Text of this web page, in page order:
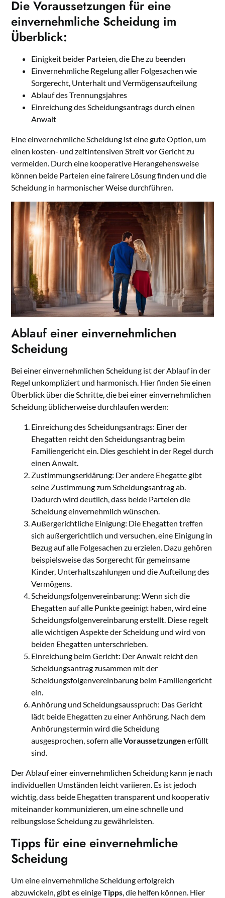
Die Voraussetzungen für eine
einvernehmliche Scheidung im
Überblick:
Einigkeit beider Parteien, die Ehe zu beenden
Einvernehmliche Regelung aller Folgesachen wie
Sorgerecht, Unterhalt und Vermögensaufteilung
Ablauf des Trennungsjahres
Einreichung des Scheidungsantrags durch einen
Anwalt
Eine einvernehmliche Scheidung ist eine gute Option, um
einen kosten- und zeitintensiven Streit vor Gericht zu
vermeiden. Durch eine kooperative Herangehensweise
können beide Parteien eine fairere Lösung finden und die
Scheidung in harmonischer Weise durchführen.
Ablauf einer einvernehmlichen
Scheidung
Bei einer einvernehmlichen Scheidung ist der Ablauf in der
Regel unkompliziert und harmonisch. Hier finden Sie einen
Überblick über die Schritte, die bei einer einvernehmlichen
Scheidung üblicherweise durchlaufen werden:
Einreichung des Scheidungsantrags: Einer der
Ehegatten reicht den Scheidungsantrag beim
Familiengericht ein. Dies geschieht in der Regel durch
einen Anwalt.
Zustimmungserklärung: Der andere Ehegatte gibt
seine Zustimmung zum Scheidungsantrag ab.
Dadurch wird deutlich, dass beide Parteien die
Scheidung einvernehmlich wünschen.
Außergerichtliche Einigung: Die Ehegatten treffen
sich außergerichtlich und versuchen, eine Einigung in
Bezug auf alle Folgesachen zu erzielen. Dazu gehören
beispielsweise das Sorgerecht für gemeinsame
Kinder, Unterhaltszahlungen und die Aufteilung des
Vermögens.
Scheidungsfolgenvereinbarung: Wenn sich die
Ehegatten auf alle Punkte geeinigt haben, wird eine
Scheidungsfolgenvereinbarung erstellt. Diese regelt
alle wichtigen Aspekte der Scheidung und wird von
beiden Ehegatten unterschrieben.
Einreichung beim Gericht: Der Anwalt reicht den
Scheidungsantrag zusammen mit der
Scheidungsfolgenvereinbarung beim Familiengericht
ein.
Anhörung und Scheidungsausspruch: Das Gericht
lädt beide Ehegatten zu einer Anhörung. Nach dem
Anhörungstermin wird die Scheidung
ausgesprochen, sofern alleVoraussetzungenerfüllt
sind.
Der Ablauf einer einvernehmlichen Scheidung kann je nach
individuellen Umständen leicht variieren. Es ist jedoch
wichtig, dass beide Ehegatten transparent und kooperativ
miteinander kommunizieren, um eine schnelle und
reibungslose Scheidung zu gewährleisten.
Tipps für eine einvernehmliche
Scheidung
Um eine einvernehmliche Scheidung erfolgreich
abzuwickeln, gibt es einigeTipps, die helfen können. Hier